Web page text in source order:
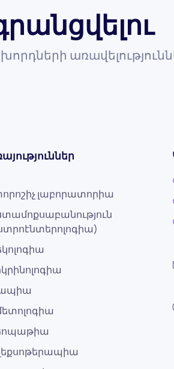
լաբորատորիա